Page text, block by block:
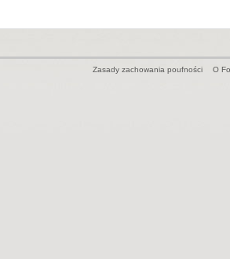
Zasady zachowania poufności O